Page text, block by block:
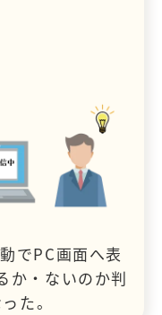
でPC画面へ表
か・ないのか判
た。